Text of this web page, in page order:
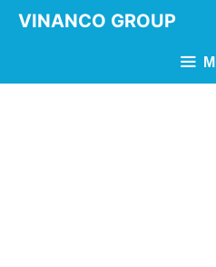
Chuyển
dung
VINANCO GROUP